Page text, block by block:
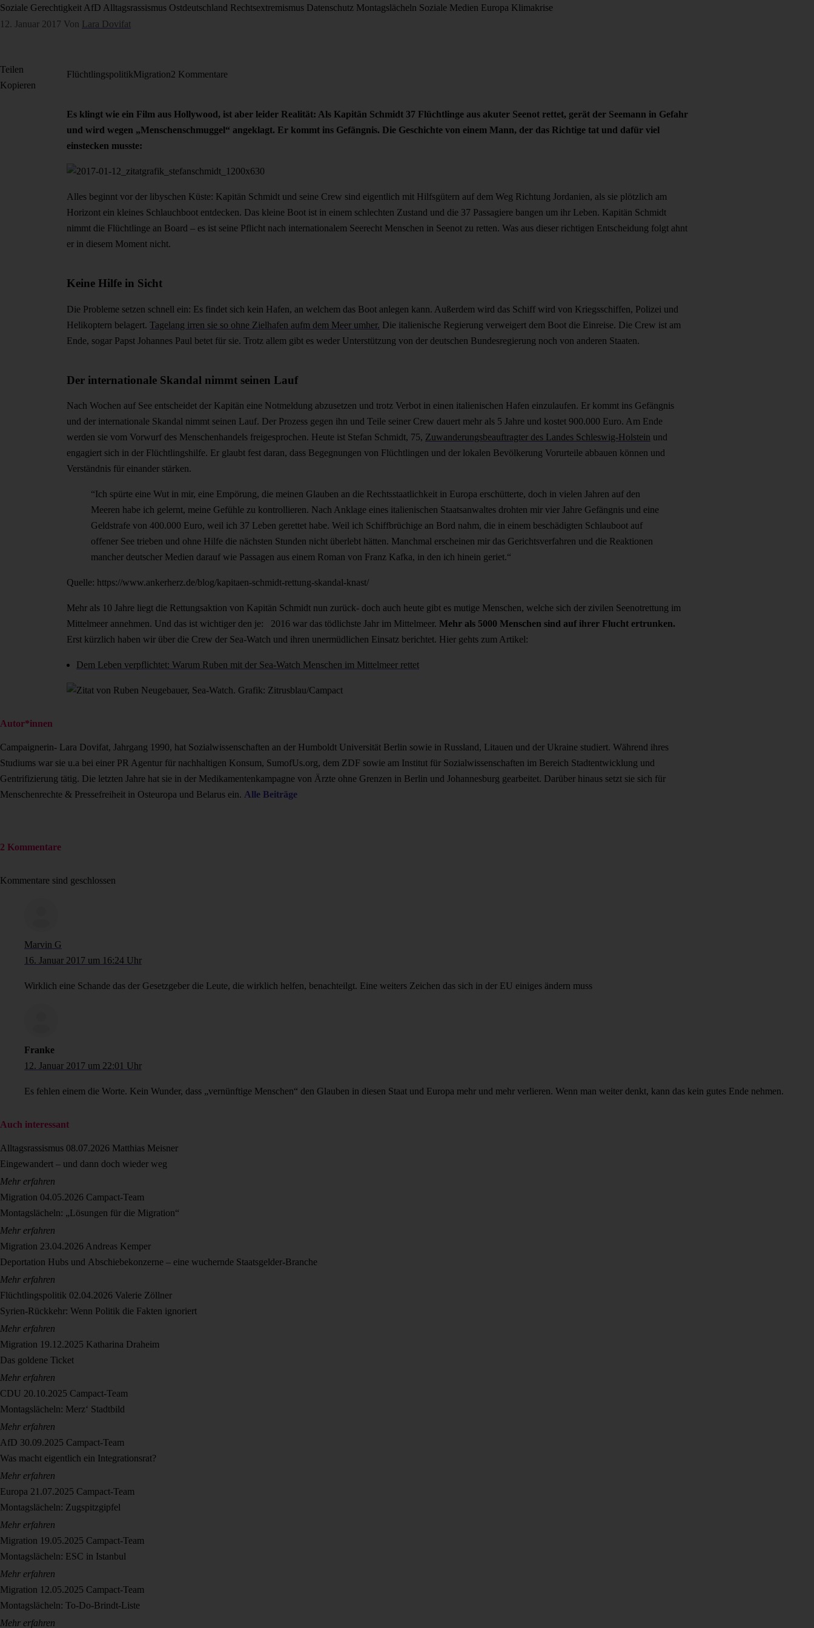
Soziale Gerechtigkeit AfD Alltagsrassismus Ostdeutschland Rechtsextremismus Datenschutz Montagslächeln Soziale Medien Europa Klimakrise
12. Januar 2017 Von Lara Dovifat
FlüchtlingspolitikMigration2 Kommentare
Es klingt wie ein Film aus Hollywood, ist aber leider Realität: Als Kapitän Schmidt 37 Flüchtlinge aus akuter Seenot rettet, gerät der Seemann in Gefahr
und wird wegen „Menschenschmuggel“ angeklagt. Er kommt ins Gefängnis. Die Geschichte von einem Mann, der das Richtige tat und dafür viel
einstecken musste:
Alles beginnt vor der libyschen Küste: Kapitän Schmidt und seine Crew sind eigentlich mit Hilfsgütern auf dem Weg Richtung Jordanien, als sie plötzlich am
Horizont ein kleines Schlauchboot entdecken. Das kleine Boot ist in einem schlechten Zustand und die 37 Passagiere bangen um ihr Leben. Kapitän Schmidt
nimmt die Flüchtlinge an Board – es ist seine Pflicht nach internationalem Seerecht Menschen in Seenot zu retten. Was aus dieser richtigen Entscheidung folgt ahnt
er in diesem Moment nicht.
Keine Hilfe in Sicht
Die Probleme setzen schnell ein: Es findet sich kein Hafen, an welchem das Boot anlegen kann. Außerdem wird das Schiff wird von Kriegsschiffen, Polizei und
Helikoptern belagert. Tagelang irren sie so ohne Zielhafen aufm dem Meer umher. Die italienische Regierung verweigert dem Boot die Einreise. Die Crew ist am
Ende, sogar Papst Johannes Paul betet für sie. Trotz allem gibt es weder Unterstützung von der deutschen Bundesregierung noch von anderen Staaten.
Der internationale Skandal nimmt seinen Lauf
Nach Wochen auf See entscheidet der Kapitän eine Notmeldung abzusetzen und trotz Verbot in einen italienischen Hafen einzulaufen. Er kommt ins Gefängnis
und der internationale Skandal nimmt seinen Lauf. Der Prozess gegen ihn und Teile seiner Crew dauert mehr als 5 Jahre und kostet 900.000 Euro. Am Ende
werden sie vom Vorwurf des Menschenhandels freigesprochen. Heute ist Stefan Schmidt, 75, Zuwanderungsbeauftragter des Landes Schleswig-Holstein und
engagiert sich in der Flüchtlingshilfe. Er glaubt fest daran, dass Begegnungen von Flüchtlingen und der lokalen Bevölkerung Vorurteile abbauen können und
Verständnis für einander stärken.
“Ich spürte eine Wut in mir, eine Empörung, die meinen Glauben an die Rechtsstaatlichkeit in Europa erschütterte, doch in vielen Jahren auf den
Meeren habe ich gelernt, meine Gefühle zu kontrollieren. Nach Anklage eines italienischen Staatsanwaltes drohten mir vier Jahre Gefängnis und eine
Geldstrafe von 400.000 Euro, weil ich 37 Leben gerettet habe. Weil ich Schiffbrüchige an Bord nahm, die in einem beschädigten Schlauboot auf
offener See trieben und ohne Hilfe die nächsten Stunden nicht überlebt hätten. Manchmal erscheinen mir das Gerichtsverfahren und die Reaktionen
mancher deutscher Medien darauf wie Passagen aus einem Roman von Franz Kafka, in den ich hinein geriet.“
Quelle: https://www.ankerherz.de/blog/kapitaen-schmidt-rettung-skandal-knast/
Mehr als 10 Jahre liegt die Rettungsaktion von Kapitän Schmidt nun zurück- doch auch heute gibt es mutige Menschen, welche sich der zivilen Seenotrettung im
Mittelmeer annehmen. Und das ist wichtiger den je: 2016 war das tödlichste Jahr im Mittelmeer. Mehr als 5000 Menschen sind auf ihrer Flucht ertrunken.
Erst kürzlich haben wir über die Crew der Sea-Watch und ihren unermüdlichen Einsatz berichtet. Hier gehts zum Artikel:
Dem Leben verpflichtet: Warum Ruben mit der Sea-Watch Menschen im Mittelmeer rettet
Teilen
Kopieren
Autor*innen
Campaignerin- Lara Dovifat, Jahrgang 1990, hat Sozialwissenschaften an der Humboldt Universität Berlin sowie in Russland, Litauen und der Ukraine studiert. Während ihres
Studiums war sie u.a bei einer PR Agentur für nachhaltigen Konsum, SumofUs.org, dem ZDF sowie am Institut für Sozialwissenschaften im Bereich Stadtentwicklung und
Gentrifizierung tätig. Die letzten Jahre hat sie in der Medikamentenkampagne von Ärzte ohne Grenzen in Berlin und Johannesburg gearbeitet. Darüber hinaus setzt sie sich für
Menschenrechte & Pressefreiheit in Osteuropa und Belarus ein. Alle Beiträge
2 Kommentare
Kommentare sind geschlossen
Marvin G
16. Januar 2017 um 16:24 Uhr
Wirklich eine Schande das der Gesetzgeber die Leute, die wirklich helfen, benachteilgt. Eine weiters Zeichen das sich in der EU einiges ändern muss
Franke
12. Januar 2017 um 22:01 Uhr
Es fehlen einem die Worte. Kein Wunder, dass „vernünftige Menschen“ den Glauben in diesen Staat und Europa mehr und mehr verlieren. Wenn man weiter denkt, kann das kein gutes Ende nehmen.
Auch interessant
Alltagsrassismus 08.07.2026 Matthias Meisner
Eingewandert – und dann doch wieder weg
Mehr erfahren
Migration 04.05.2026 Campact-Team
Montagslächeln: „Lösungen für die Migration“
Mehr erfahren
Migration 23.04.2026 Andreas Kemper
Deportation Hubs und Abschiebekonzerne – eine wuchernde Staatsgelder-Branche
Mehr erfahren
Flüchtlingspolitik 02.04.2026 Valerie Zöllner
Syrien-Rückkehr: Wenn Politik die Fakten ignoriert
Mehr erfahren
Migration 19.12.2025 Katharina Draheim
Das goldene Ticket
Mehr erfahren
CDU 20.10.2025 Campact-Team
Montagslächeln: Merz‘ Stadtbild
Mehr erfahren
AfD 30.09.2025 Campact-Team
Was macht eigentlich ein Integrationsrat?
Mehr erfahren
Europa 21.07.2025 Campact-Team
Montagslächeln: Zugspitzgipfel
Mehr erfahren
Migration 19.05.2025 Campact-Team
Montagslächeln: ESC in Istanbul
Mehr erfahren
Migration 12.05.2025 Campact-Team
Montagslächeln: To-Do-Brindt-Liste
Mehr erfahren